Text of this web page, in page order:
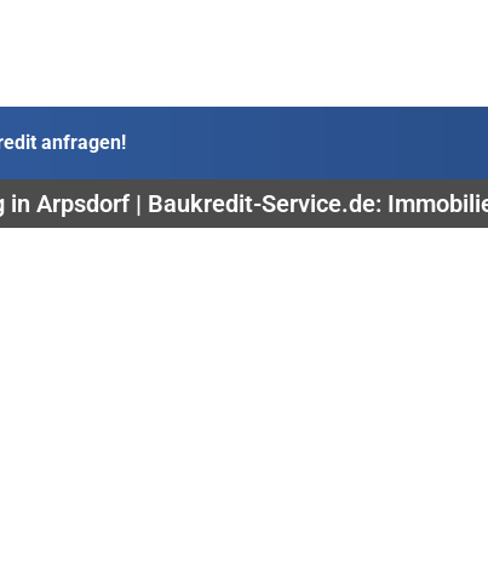
anfragen!
in Arpsdorf | Baukredit-Service.de: